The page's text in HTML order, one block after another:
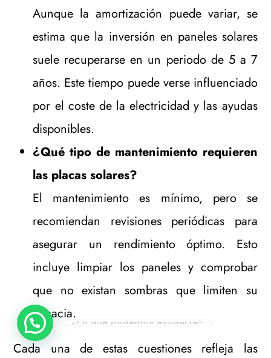
Aunque la amortización puede variar, se
estima que la inversión en paneles solares
suele recuperarse en un periodo de 5 a 7
años. Este tiempo puede verse influenciado
por el coste de la electricidad y las ayudas
disponibles.
¿Qué tipo de mantenimiento requieren
las placas solares?
El mantenimiento es mínimo, pero se
recomiendan revisiones periódicas para
asegurar un rendimiento óptimo. Esto
incluye limpiar los paneles y comprobar
que no existan sombras que limiten su
eficacia.
Cada una de estas cuestiones refleja las
¿En qué podemos ayudarte?